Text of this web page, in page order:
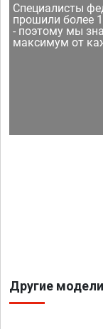
Специалисты
прошили более
- поэтому мы
максимум от
Другие